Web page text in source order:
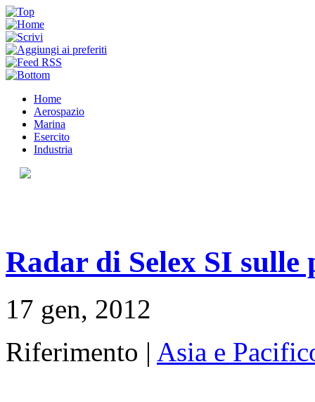
Home
Aerospazio
Marina
Esercito
Industria
Radar di Selex SI
17 gen, 2012
Riferimento | Asia e